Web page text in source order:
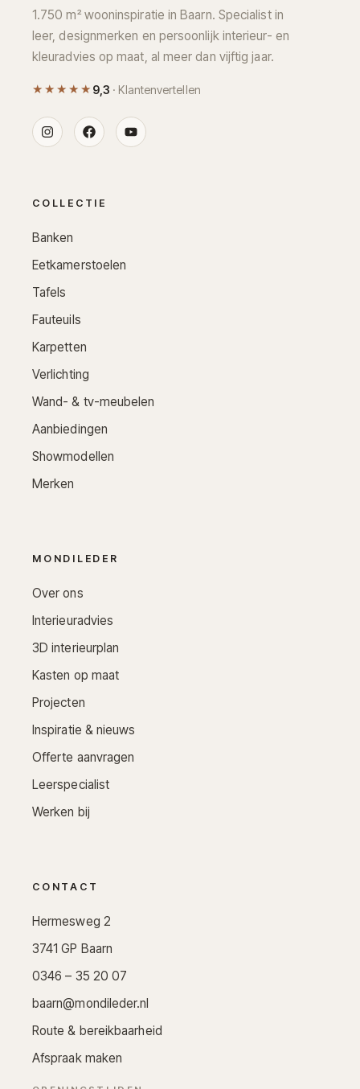
1.750 m² wooninspiratie in Baarn. Specialist in
leer, designmerken en persoonlijk interieur- en
kleuradvies op maat, al meer dan vijftig jaar.
★★★★★ 9,3 · Klantenvertellen
COLLECTIE
Banken
Eetkamerstoelen
Tafels
Fauteuils
Karpetten
Verlichting
Wand- & tv-meubelen
Aanbiedingen
Showmodellen
Merken
MONDILEDER
Over ons
Interieuradvies
3D interieurplan
Kasten op maat
Projecten
Inspiratie & nieuws
Offerte aanvragen
Leerspecialist
Werken bij
CONTACT
Hermesweg 2
3741 GP Baarn
0346 – 35 20 07
baarn@mondileder.nl
Route & bereikbaarheid
Afspraak maken